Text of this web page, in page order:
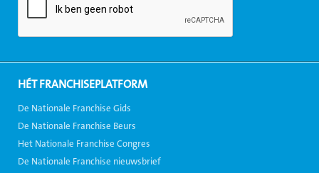
HÉT FRANCHISEPLATFORM
De Nationale Franchise Gids
De Nationale Franchise Beurs
Het Nationale Franchise Congres
De Nationale Franchise nieuwsbrief